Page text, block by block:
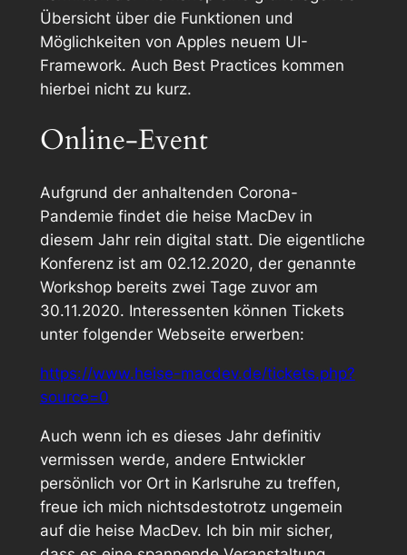
Übersicht über die Funktionen und
Möglichkeiten von Apples neuem UI-
Framework. Auch Best Practices kommen
hierbei nicht zu kurz.
Online-Event
Aufgrund der anhaltenden Corona-
Pandemie findet die heise MacDev in
diesem Jahr rein digital statt. Die eigentliche
Konferenz ist am 02.12.2020, der genannte
Workshop bereits zwei Tage zuvor am
30.11.2020. Interessenten können Tickets
unter folgender Webseite erwerben:
https://www.heise-macdev.de/tickets.php?
source=0
Auch wenn ich es dieses Jahr definitiv
vermissen werde, andere Entwickler
persönlich vor Ort in Karlsruhe zu treffen,
freue ich mich nichtsdestotrotz ungemein
auf die heise MacDev. Ich bin mir sicher,